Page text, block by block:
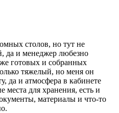
столов, но тут не
да и менеджер любезно
готовых и собранных
тяжелый, но меня он
да и атмосфера в кабинете
места для хранения, есть и
материалы и что-то